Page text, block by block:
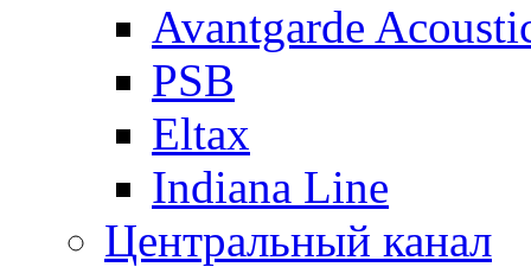
Avantgarde
PSB
Eltax
Indiana Line
Центральный канал